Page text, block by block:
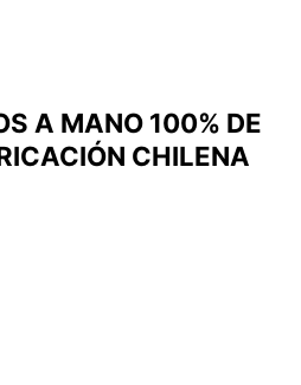
A MANO 100% DE
CHILENA